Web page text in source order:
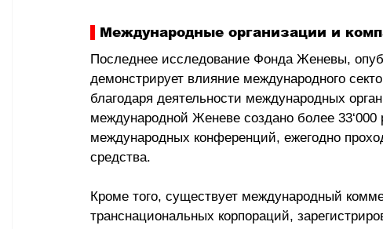
Международные организации и
Последнее исследование Фонда Женевы,
демонстрирует влияние международного
благодаря деятельности международных
международной Женеве создано более 33‘000
международных конференций, ежегодно
средства.
Кроме того, существует международный
транснациональных корпораций,